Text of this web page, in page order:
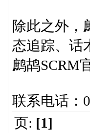
除此之外，
态追踪、话
鹧鸪SCRM
联系电话：
页: [1]